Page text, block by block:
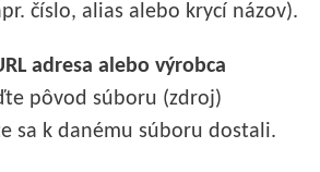
číslo, alias alebo krycí názov).
adresa alebo výrobca
pôvod súboru (zdroj)
sa k danému súboru dostali.